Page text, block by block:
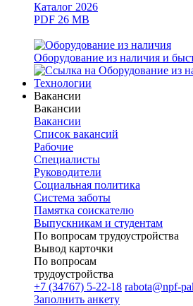
Каталог 2026
PDF 26 MB
Оборудование из наличия и
Технологии
Вакансии
Вакансии
Вакансии
Список вакансий
Рабочие
Специалисты
Руководители
Cоциальная политика
Система заботы
Памятка соискателю
Выпускникам и студентам
По вопросам трудоустройства
Вывод карточки
По вопросам
трудоустройства
+7 (34767) 5-22-18 rabota@npf-
Заполнить анкету